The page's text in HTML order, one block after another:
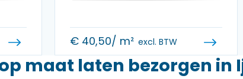
€ 40,50/ m² excl. BTW
maat laten bezorgen in